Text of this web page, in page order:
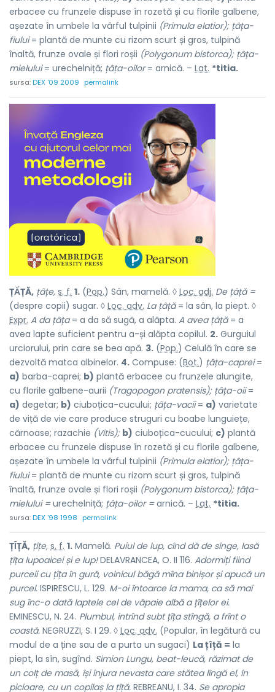
erbacee cu frunzele dispuse în rozetă și cu florile galbene,
așezate în umbele la vârful tulpinii (Primula elatior); țâța-
fiului= plantă de munte cu rizom scurt și gros, tulpină
înaltă, frunze ovale și flori roșii (Polygonum bistorca); țâța-
mielului= urechelniță; țâța-oilor= arnică. – Lat. *titia.
sursa:DEX '09 2009 permalink
ȚẤȚĂ, țâțe, s. f. 1. (Pop.) Sân, mamelă. ◊ Loc. adj. De țâță =
(despre copii) sugar. ◊ Loc. adv. La țâță= la sân, la piept. ◊
Expr. A da țâța= a da să sugă, a alăpta. A avea țâță= a
avea lapte suficient pentru a-și alăpta copilul. 2. Gurguiul
urciorului, prin care se bea apă. 3. (Pop.) Celulă în care se
dezvoltă matca albinelor. 4. Compuse: (Bot.) țâța-caprei=
a) barba-caprei; b) plantă erbacee cu frunzele alungite,
cu florile galbene-aurii (Tragopogon pratensis); țâța-oii=
a) degetar; b) ciuboțica-cucului; țâța-vacii= a) varietate
de viță de vie care produce struguri cu boabe lunguiețe,
cărnoase; razachie (Vitis); b) ciuboțica-cucului; c) plantă
erbacee cu frunzele dispuse în rozetă și cu florile galbene,
așezate în umbele la vârful tulpinii (Primula elatior); țâța-
fiului= plantă de munte cu rizom scurt și gros, tulpină
înaltă, frunze ovale și flori roșii (Polygonum bistorca); țâța-
mielului =urechelniță; țâța-oilor =arnică. – Lat. *titia.
sursa:DEX '98 1998 permalink
ȚÎ́ȚĂ, țîțe, s. f. 1. Mamelă. Puiul de lup, cînd dă de sînge, lasă
țîța lupoaicei și e lup!DELAVRANCEA, O. II 116. Adormiți fiind
purceii cu țîța în gură, voinicul băgă mîna binișor și apucă un
purcel. ISPIRESCU, L. 129. M-oi întoarce la mama, ca să mai
sug înc-o dată laptele cel de văpaie albă a țîțelor ei.
EMINESCU, N. 24. Plumbul, intrînd subt țîța stîngă, a frînt o
coastă. NEGRUZZI, S. I 29. ◊ Loc. adv. (Popular, în legătură cu
modul de a ține sau de a purta un sugaci) La țîță = la
piept, la sîn, sugînd. Simion Lungu, beat-leucă, răzimat de
un colț de masă, își înjura nevasta care stătea lîngă el, în
picioare, cu un copilaș la țîță. REBREANU, I. 34. Se apropia